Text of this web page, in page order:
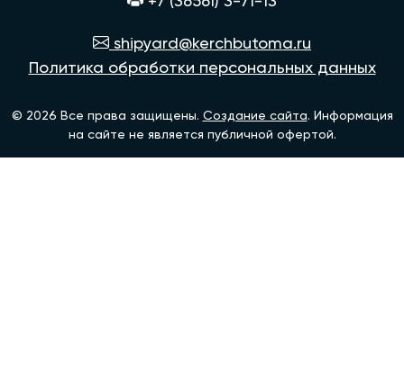
shipyard@kerchbutoma.ru
Политика обработки персональных данных
© 2026 Все права защищены. Создание сайта. Информация
на сайте не является публичной офертой.